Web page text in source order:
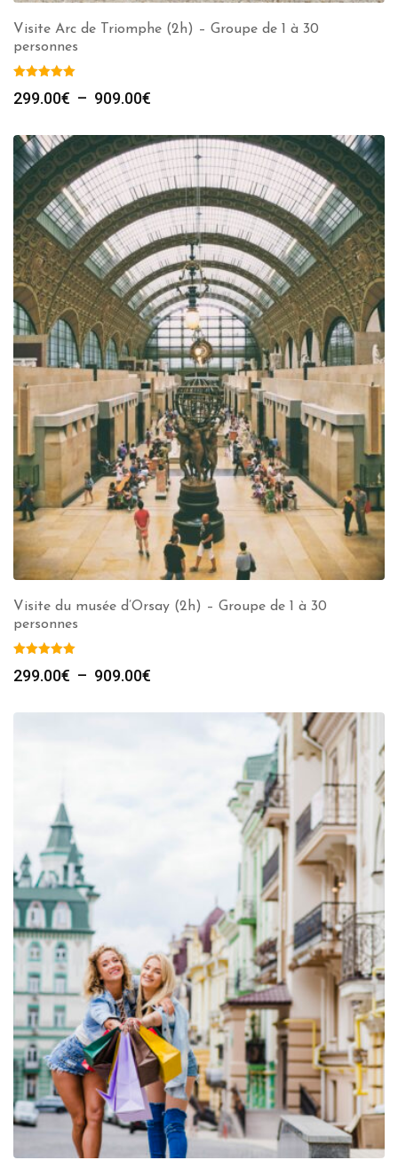
Visite Arc de Triomphe (2h) – Groupe de 1 à 30
personnes
299.00€ – 909.00€
prix :
299.00€
à
909.00€
Visite du musée d’Orsay (2h) – Groupe de 1 à 30
personnes
299.00€ – 909.00€
prix :